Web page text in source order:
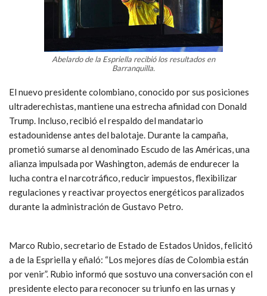
Abelardo de la Espriella recibió los resultados en
Barranquilla.
El nuevo presidente colombiano, conocido por sus posiciones
ultraderechistas, mantiene una estrecha afinidad con Donald
Trump. Incluso, recibió el respaldo del mandatario
estadounidense antes del balotaje. Durante la campaña,
prometió sumarse al denominado Escudo de las Américas, una
alianza impulsada por Washington, además de endurecer la
lucha contra el narcotráfico, reducir impuestos, flexibilizar
regulaciones y reactivar proyectos energéticos paralizados
durante la administración de Gustavo Petro.
Marco Rubio, secretario de Estado de Estados Unidos, felicitó
a de la Espriella y eñaló: “Los mejores días de Colombia están
por venir”. Rubio informó que sostuvo una conversación con el
presidente electo para reconocer su triunfo en las urnas y